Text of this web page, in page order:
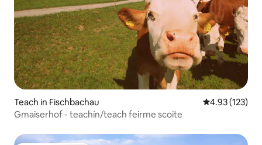
Teach in Fischbachau Meánrátáil
4.93 (123)
Gmaiserhof - teachín/teach feirme scoite